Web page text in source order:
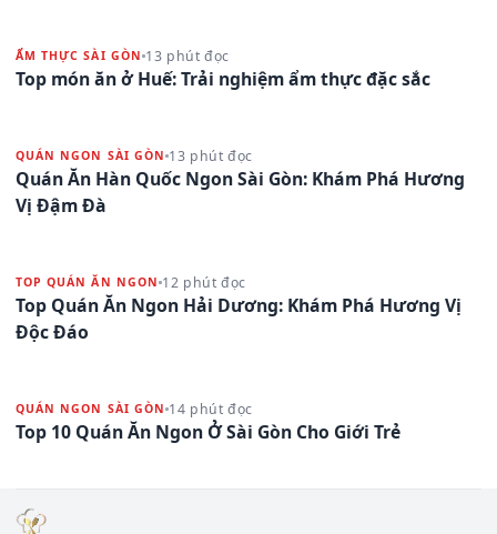
ẨM THỰC SÀI GÒN 13 phút đọc
Top món ăn ở Huế: Trải nghiệm ẩm thực đặc sắc
QUÁN NGON SÀI GÒN 13 phút đọc
Quán Ăn Hàn Quốc Ngon Sài Gòn: Khám Phá Hương
Vị Đậm Đà
TOP QUÁN ĂN NGON 12 phút đọc
Top Quán Ăn Ngon Hải Dương: Khám Phá Hương Vị
Độc Đáo
QUÁN NGON SÀI GÒN 14 phút đọc
Top 10 Quán Ăn Ngon Ở Sài Gòn Cho Giới Trẻ